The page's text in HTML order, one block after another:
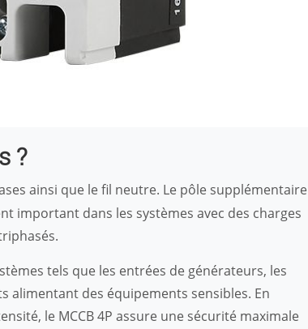
?
ainsi que le fil neutre. Le pôle supplémentaire
important dans les systèmes avec des charges
tels que les entrées de générateurs, les
des équipements sensibles. En
le MCCB 4P assure une sécurité maximale